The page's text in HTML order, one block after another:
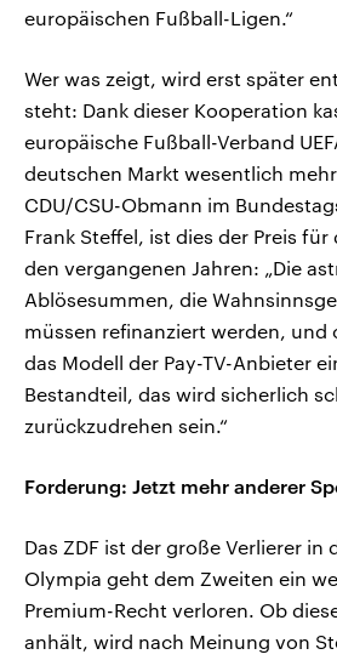
europäischen Fußball-Ligen.“
Wer was zeigt, wird erst später
steht: Dank dieser Kooperation
europäische Fußball-Verband
deutschen Markt wesentlich
CDU/CSU-Obmann im
Frank Steffel, ist dies der Preis
den vergangenen Jahren: „Die
Ablösesummen, die
müssen refinanziert werden, und
das Modell der Pay-TV-Anbieter
Bestandteil, das wird sicherlich
zurückzudrehen sein.“
Forderung: Jetzt mehr anderer
Das ZDF ist der große Verlierer in
Olympia geht dem Zweiten ein
Premium-Recht verloren. Ob
anhält, wird nach Meinung von